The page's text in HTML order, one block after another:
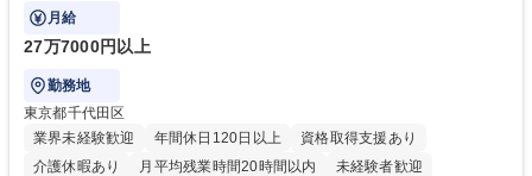
ます。
月給
27万7000円以上
勤務地
東京都千代田区
業界未経験歓迎
年間休日120日以上
資格取得支援あり
介護休暇あり
月平均残業時間20時間以内
未経験者歓迎